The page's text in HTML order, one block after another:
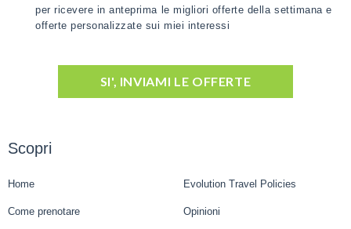
per ricevere in anteprima le migliori offerte della settimana e
offerte personalizzate sui miei interessi
SI', INVIAMI LE OFFERTE
Scopri
Home Evolution Travel Policies
Come prenotare Opinioni